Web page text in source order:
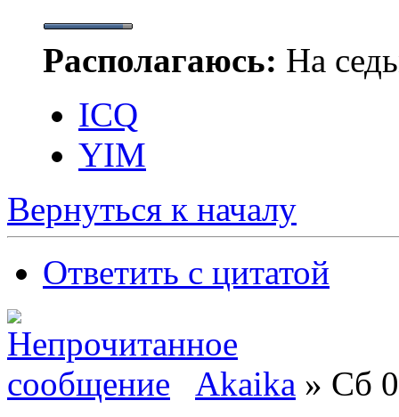
Располагаюсь: На
ICQ
YIM
Вернуться к началу
Ответить с цитатой
Akaika » Сб